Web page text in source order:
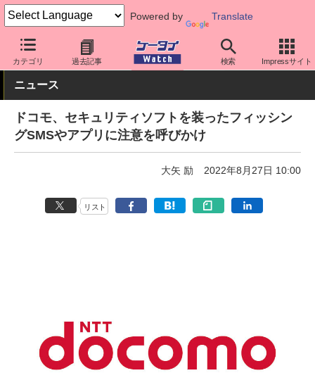
Powered by Translate
カテゴリ 過去記事 検索 Impressサイト
ケータイ Watch キャリア ドコモ
ニュース
ドコモ、セキュリティソフトを装ったフィッシン
グSMSやアプリに注意を呼びかけ
大矢 励 2022年8月27日 10:00
リスト